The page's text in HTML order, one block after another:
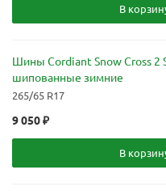
В
Шины Cordiant Snow Cross 2
шипованные зимние
265/65 R17
9 050₽
В